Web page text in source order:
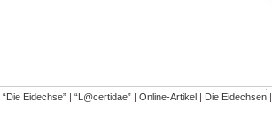
“Die Eidechse”| “L@certidae”| Online-Artikel| Die Eidechsen|